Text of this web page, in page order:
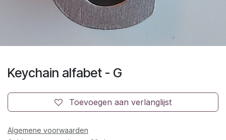
Keychain alfabet - G
Toevoegen aan verlanglijst
Algemene voorwaarden